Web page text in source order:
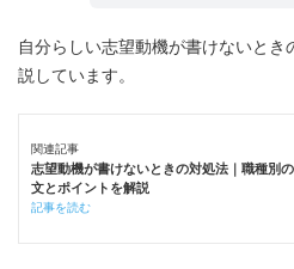
自分らしい志望動機が書けないと
説しています。
関連記事
志望動機が書けないときの対処法｜職種別の
文とポイントを解説
記事を読む